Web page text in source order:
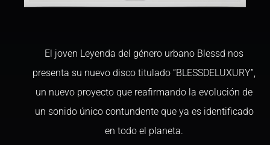
El joven Leyenda del género urbano Blessd nos
presenta su nuevo disco titulado “BLESSDELUXURY”,
un nuevo proyecto que reafirmando la evolución de
un sonido único contundente que ya es identificado
en todo el planeta.